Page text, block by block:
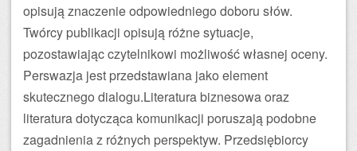
opisują znaczenie odpowiedniego doboru słów.
Twórcy publikacji opisują różne sytuacje,
pozostawiając czytelnikowi możliwość własnej oceny.
Perswazja jest przedstawiana jako element
skutecznego dialogu.Literatura biznesowa oraz
literatura dotycząca komunikacji poruszają podobne
zagadnienia z różnych perspektyw. Przedsiębiorcy